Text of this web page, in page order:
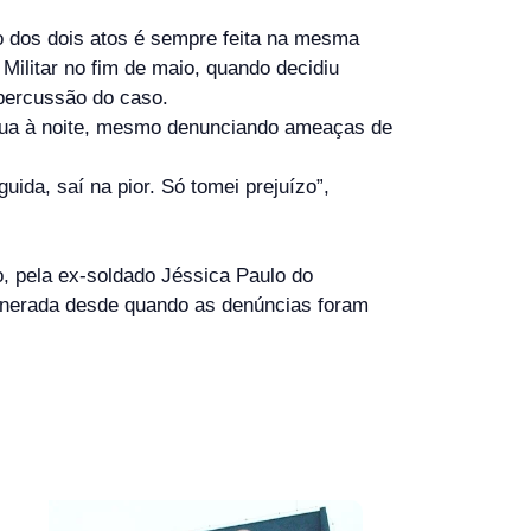
dois atos é sempre feita na mesma
no fim de maio, quando decidiu
do caso.
à noite, mesmo denunciando ameaças de
saí na pior. Só tomei prejuízo”,
pela ex-soldado Jéssica Paulo do
desde quando as denúncias foram